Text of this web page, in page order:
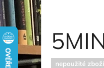
nepoužité zboží